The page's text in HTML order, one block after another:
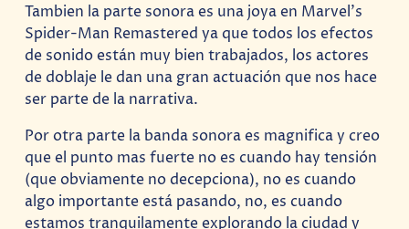
Tambien la parte sonora es una joya en Marvel’s
Spider-Man Remastered ya que todos los efectos
de sonido están muy bien trabajados, los actores
de doblaje le dan una gran actuación que nos hace
ser parte de la narrativa.
Por otra parte la banda sonora es magnifica y creo
que el punto mas fuerte no es cuando hay tensión
(que obviamente no decepciona), no es cuando
algo importante está pasando, no, es cuando
estamos tranquilamente explorando la ciudad y